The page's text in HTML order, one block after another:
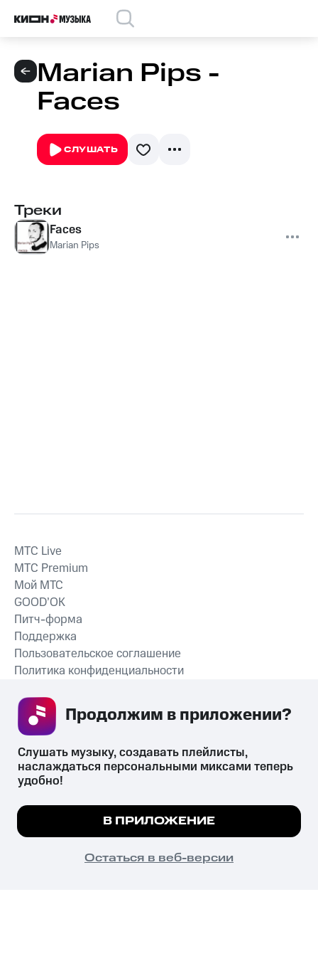
Marian Pips -
Faces
СЛУШАТЬ
Треки
Faces
Marian Pips
СКАЧАТЬ ПРИЛОЖЕНИЕ
MTС Live
MTС Premium
Мой МТС
GOOD’OK
Питч-форма
Поддержка
Пользовательское соглашение
Политика конфиденциальности
психотропных веществ, их аналогов причиняет вред здоровью,
их незаконный оборот запрещён и влечёт установленную
законодательством ответственность.
© 2026 ООО «КИОН».
Все права защищены
Мы используем куки, чтобы на сайте все
Подробнее
ПОНЯТНО
Слушать музыку, создавать плейлисты,
наслаждаться персональными миксами теперь
удобно!
В ПРИЛОЖЕНИЕ
Остаться в веб-версии